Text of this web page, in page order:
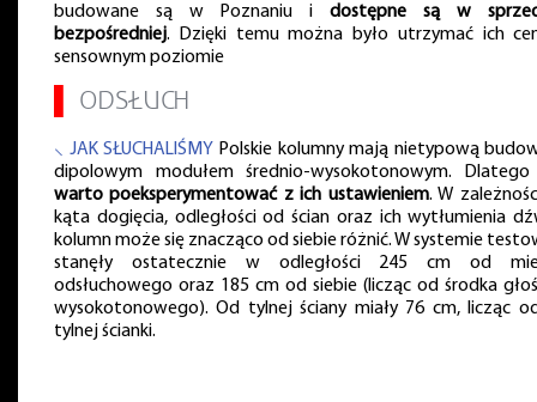
budowane są w Poznaniu i dostępne są w
bezpośredniej. Dzięki temu można było utrzymać ich
sensownym poziomie
ODSŁUCH
⸜ JAK SŁUCHALIŚMY Polskie kolumny mają nietypową
dipolowym modułem średnio-wysokotonowym.
warto poeksperymentować z ich ustawieniem. W
kąta dogięcia, odległości od ścian oraz ich wytłumienia
kolumn może się znacząco od siebie różnić. W systemie
stanęły ostatecznie w odległości 245 cm od
odsłuchowego oraz 185 cm od siebie (licząc od środka
wysokotonowego). Od tylnej ściany miały 76 cm, licząc
tylnej ścianki.